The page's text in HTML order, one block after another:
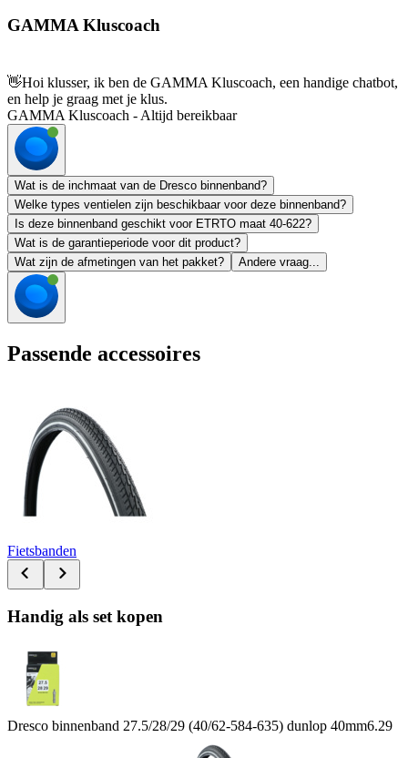
GAMMA Kluscoach
👋Hoi klusser, ik ben de GAMMA Kluscoach, een handige chatbot,
en help je graag met je klus.
GAMMA Kluscoach - Altijd bereikbaar
Wat is de inchmaat van de Dresco binnenband?
Welke types ventielen zijn beschikbaar voor deze binnenband?
Is deze binnenband geschikt voor ETRTO maat 40-622?
Wat is de garantieperiode voor dit product?
Wat zijn de afmetingen van het pakket?
Andere vraag...
Passende accessoires
Fietsbanden
Handig als set kopen
Dresco binnenband 27.5/28/29 (40/62-584-635) dunlop 40mm6.29